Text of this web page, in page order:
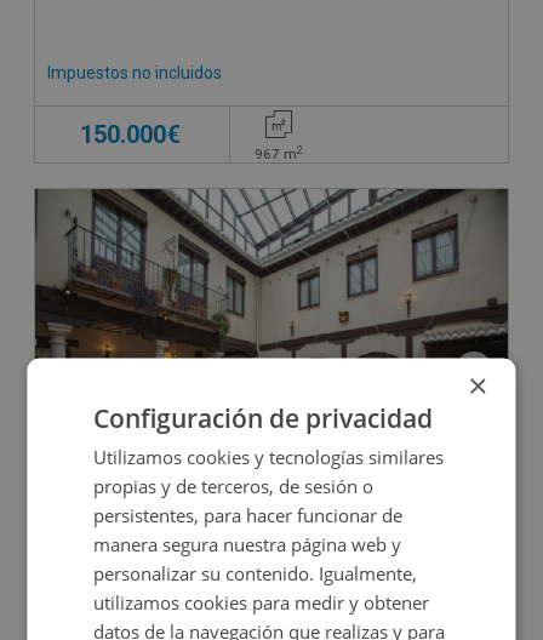
Impuestos no incluidos
150.000€
967 m2
Hotel en venta en CL FEDERICO RELIMPIO, 10
Impuestos no incluidos
1.572.000€
942m2 18Hab.
×
Configuración de privacidad
Utilizamos cookies y tecnologías similares
propias y de terceros, de sesión o
persistentes, para hacer funcionar de
manera segura nuestra página web y
personalizar su contenido. Igualmente,
utilizamos cookies para medir y obtener
datos de la navegación que realizas y para